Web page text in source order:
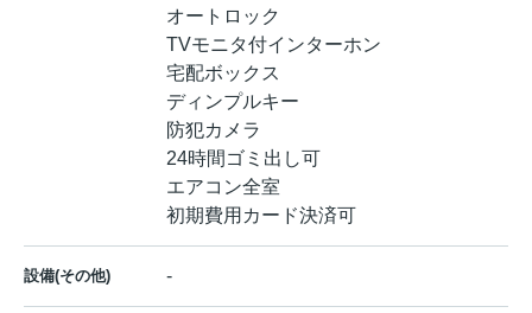
オートロック
TVモニタ付インターホン
宅配ボックス
ディンプルキー
防犯カメラ
24時間ゴミ出し可
エアコン全室
初期費用カード決済可
設備(その他) -